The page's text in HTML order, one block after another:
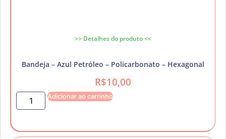
>> Detalhes do produto <<
Bandeja – Azul Petróleo – Policarbonato – Hexagonal
R$10,00
Adicionar ao carrinho